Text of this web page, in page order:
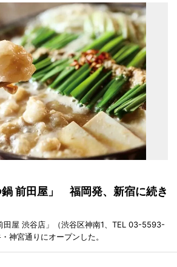
前田屋」 福岡発、新宿に続き
田屋 渋谷店」（渋谷区神南1、TEL 03-5593-
神宮通りにオープンした。